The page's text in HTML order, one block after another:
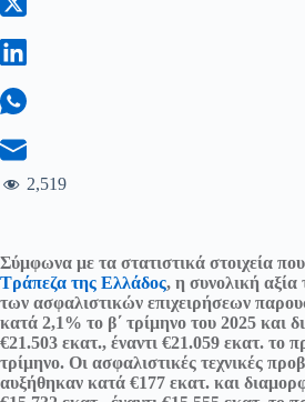
2,519
Σύμφωνα με τα στατιστικά στοιχεία
Τράπεζα της Ελλάδος, η συνολική αξία
των ασφαλιστικών επιχειρήσεων
κατά 2,1% το β΄ τρίμηνο του 2025 και
€21.503 εκατ., έναντι €21.059 εκατ. το
τρίμηνο. Oι ασφαλιστικές τεχνικές
αυξήθηκαν κατά €177 εκατ. και